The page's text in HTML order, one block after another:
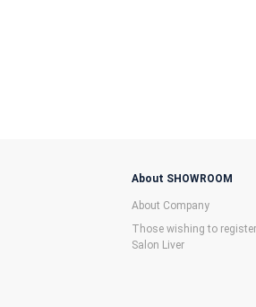
About SHOWROOM
About Company
Those wishing to
Salon Liver